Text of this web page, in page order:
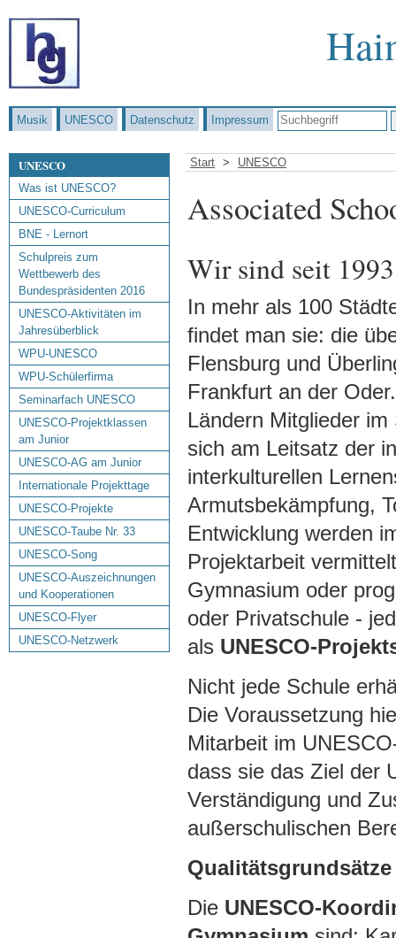
Musik UNESCO Datenschutz Impressum
UNESCO
Was ist UNESCO?
UNESCO-Curriculum
BNE - Lernort
Schulpreis zum
Wettbewerb des
Bundespräsidenten 2016
UNESCO-Aktivitäten im
Jahresüberblick
WPU-UNESCO
WPU-Schülerfirma
Seminarfach UNESCO
UNESCO-Projektklassen
am Junior
UNESCO-AG am Junior
Internationale Projekttage
UNESCO-Projekte
UNESCO-Taube Nr. 33
UNESCO-Song
UNESCO-Auszeichnungen
und Kooperationen
UNESCO-Flyer
UNESCO-Netzwerk
Start UNESCO
Associated
Wir sind seit
In mehr als 100
findet man sie: die
Flensburg und
Frankfurt an der
Ländern Mitglieder
sich am Leitsatz der
interkulturellen
Armutsbekämpfung,
Entwicklung werden
Projektarbeit
Gymnasium oder
oder Privatschule -
als UNESCO-
Nicht jede Schule
Die Voraussetzung
Mitarbeit im
dass sie das Ziel der
Verständigung und
außerschulischen
Die UNESCO-